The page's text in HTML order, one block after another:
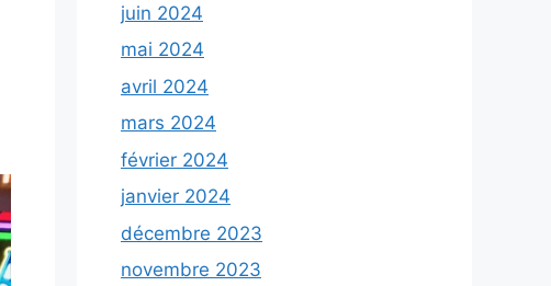
juin 2024
mai 2024
avril 2024
mars 2024
février 2024
janvier 2024
décembre 2023
novembre 2023